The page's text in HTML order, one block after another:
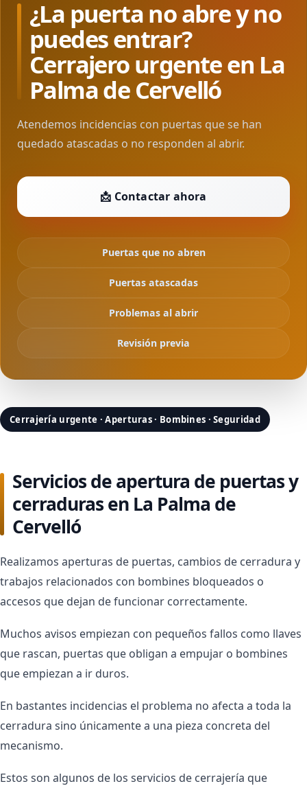
¿La puerta no abre y no
puedes entrar?
Cerrajero urgente en La
Palma de Cervelló
Atendemos incidencias con puertas que se han
quedado atascadas o no responden al abrir.
📩 Contactar ahora
Puertas que no abren
Puertas atascadas
Problemas al abrir
Revisión previa
Cerrajería urgente · Aperturas · Bombines · Seguridad
Servicios de apertura de puertas y
cerraduras en La Palma de
Cervelló
Realizamos aperturas de puertas, cambios de cerradura y
trabajos relacionados con bombines bloqueados o
accesos que dejan de funcionar correctamente.
Muchos avisos empiezan con pequeños fallos como llaves
que rascan, puertas que obligan a empujar o bombines
que empiezan a ir duros.
En bastantes incidencias el problema no afecta a toda la
cerradura sino únicamente a una pieza concreta del
mecanismo.
Estos son algunos de los servicios de cerrajería que